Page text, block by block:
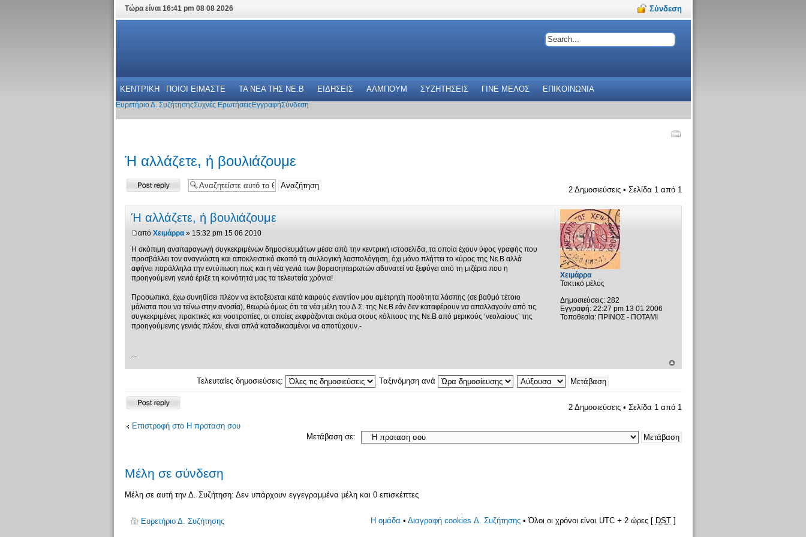
Τώρα είναι 16:41 pm 08 08 2026 Σύνδεση
ΚΕΝΤΡΙΚΗ ΠΟΙΟΙ ΕΙΜΑΣΤΕ ΤΑ ΝΕΑ THΣ NE.B ΕΙΔΗΣΕΙΣ ΑΛΜΠΟΥΜ ΣΥΖΗΤΗΣΕΙΣ ΓΙΝΕ ΜΕΛΟΣ ΕΠΙΚΟΙΝΩΝΙΑ
Ευρετήριο Δ. ΣυζήτησηςΣυχνές Ερωτήσεις ΕγγραφήΣύνδεση
Ή αλλάζετε, ή βουλιάζουμε
Δημιουργία
απάντησης
2 Δημοσιεύσεις • Σελίδα 1από 1
Ή αλλάζετε, ή βουλιάζουμε
από Χειμάρρα» 15:32 pm 15 06 2010
Η σκόπιμη αναπαραγωγή συγκεκριμένων δημοσιευμάτων μέσα από την κεντρική ιστοσελίδα, τα οποία έχουν ύφος γραφής που
προσβάλλει τον αναγνώστη και αποκλειστικό σκοπό τη συλλογική λασπολόγηση, όχι μόνο πλήττει το κύρος της Νε.Β αλλά
αφήνει παράλληλα την εντύπωση πως και η νέα γενιά των βορειοηπειρωτών αδυνατεί να ξεφύγει από τη μιζέρια που η
προηγούμενη γενιά έριξε τη κοινότητά μας τα τελευταία χρόνια!
Προσωπικά, έχω συνηθίσει πλέον να εκτοξεύεται κατά καιρούς εναντίον μου αμέτρητη ποσότητα λάσπης (σε βαθμό τέτοιο
μάλιστα που να τείνω στην ανοσία), θεωρώ όμως ότι τα νέα μέλη του Δ.Σ. της Νε.Β εάν δεν καταφέρουν να απαλλαγούν από τις
συγκεκριμένες πρακτικές και νοοτροπίες, οι οποίες εκφράζονται ακόμα στους κόλπους της Νε.Β από μερικούς ‘νεολαίους’ της
προηγούμενης γενιάς πλέον, είναι απλά καταδικασμένοι να αποτύχουν.-
...
Χειμάρρα
Τακτικό μέλος
Δημοσιεύσεις:282
Εγγραφή:22:27 pm 13 01 2006
Τοποθεσία:ΠΡΙΝΟΣ - ΠΟΤΑΜΙ
Τελευταίες δημοσιεύσεις: Ταξινόμηση ανά
Δημιουργία
απάντησης
2 Δημοσιεύσεις • Σελίδα 1από 1
Επιστροφή στο Η προταση σου
Μετάβαση σε:
Μέλη σε σύνδεση
Μέλη σε αυτή την Δ. Συζήτηση: Δεν υπάρχουν εγγεγραμμένα μέλη και 0 επισκέπτες
Ευρετήριο Δ. Συζήτησης Η ομάδα • Διαγραφή cookies Δ. Συζήτησης• Όλοι οι χρόνοι είναι UTC + 2 ώρες [ DST]